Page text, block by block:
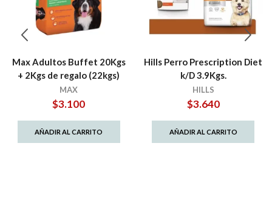
Max Adultos Buffet 20Kgs
+ 2Kgs de regalo (22kgs)
MAX
$3.100
AÑADIR AL CARRITO
Hills Perro Prescription Diet
k/D 3.9Kgs.
HILLS
$3.640
AÑADIR AL CARRITO